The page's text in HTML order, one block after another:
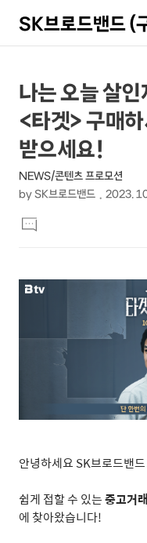
SK브로드밴드 (
상
세
컨
텐
츠
본
제
목
나는 오늘 살
<타겟> 구매
받으세요!
NEWS/콘텐츠 프로모션
by SK브로드밴드 2023.
문
댓
글
안녕하세요 SK브로드밴드
쉽게 접할 수 있는중고거
에 찾아왔습니다!